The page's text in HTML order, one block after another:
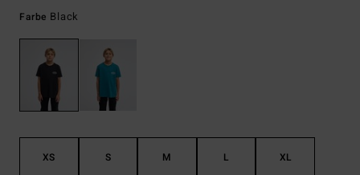
Farbe Black
XS S M L XL